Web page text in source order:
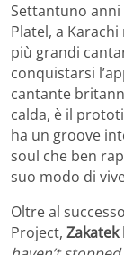
Settantuno
Platel, a
più grandi
conquistarsi
cantante
calda, è il
ha un groove
soul che ben
suo modo di
Oltre al
Project, Zakatek